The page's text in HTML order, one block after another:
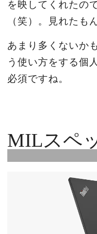
を映してくれたの
（笑）。見れたも
あまり多くないか
う使い方をする個
必須ですね。
MILスペ